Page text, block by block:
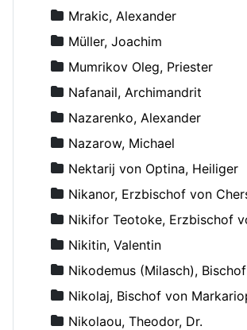
Mrakic, Alexander
Müller, Joachim
Mumrikov Oleg, Priester
Nafanail, Archimandrit
Nazarenko, Alexander
Nazarow, Michael
Nektarij von Optina, Heiliger
Nikanor, Erzbischof von
Nikifor Teotoke, Erzbischof
Nikitin, Valentin
Nikodemus (Milasch), Bischof
Nikolaj, Bischof von
Nikolaou, Theodor, Dr.